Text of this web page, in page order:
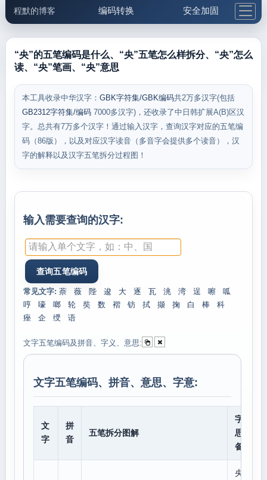
程默的博客 编码转换 安全加固
邮件工具 生活便民 更多工具
5.1支付宝大红包
“央”的五笔编码是什么、“央”五笔怎么样拆分、“央”怎么
读、“央”笔画、“央”意思
本工具收录中华汉字： GBK字符集/GBK编码共2万多汉字(包括
GB2312字符集/编码 7000多汉字)，还收录了中日韩扩展A(B)区汉
字。总共有7万多个汉字！通过输入汉字，查询汉字对应的五笔编
码（86版），以及对应汉字读音（多音字会提供多个读音），汉
字的解释以及汉字五笔拆分过程图！
输入需要查询的汉字:
常见文字: 萘 薇 陛 逡 大 逐 瓦 洮 湾 逞 嚓
呱
哼
嚎 啷 轮 奘 数 褶 钫 拭 撷 掬 白 棒
科
痤
企 绶 语
文字五笔编码及拼音、字义、意思:
文字五笔编码、拼音、意思、字意:
文
字
拼
音
五笔拆分图解
字意
思、
备注
央